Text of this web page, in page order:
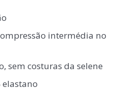
intermédia no
sem costuras da selene
elastano